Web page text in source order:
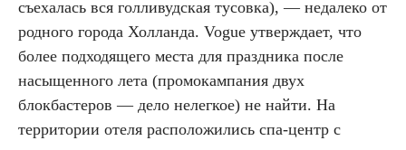
съехалась вся голливудская тусовка), — недалеко от
родного города Холланда. Vogue утверждает, что
более подходящего места для праздника после
насыщенного лета (промокампания двух
блокбастеров — дело нелегкое) не найти. На
территории отеля расположились спа-центр с